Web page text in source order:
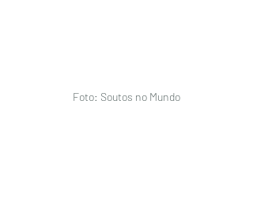
Foto: Soutos no Mundo